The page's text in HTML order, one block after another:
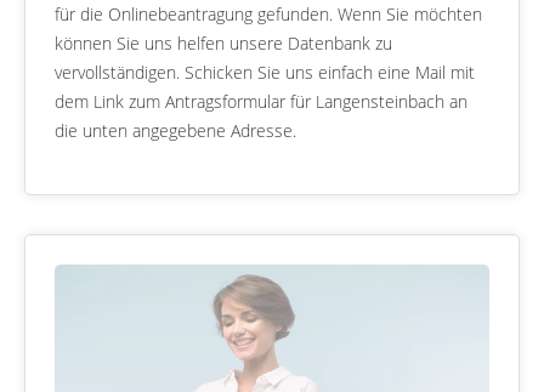
für die Onlinebeantragung gefunden. Wenn Sie möchten
können Sie uns helfen unsere Datenbank zu
vervollständigen. Schicken Sie uns einfach eine Mail mit
dem Link zum Antragsformular für Langensteinbach an
die unten angegebene Adresse.